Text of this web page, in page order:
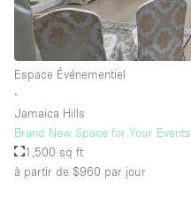
Espace Événementiel
∙
Jamaica Hills
Brand New Space for Your Events
1,500 sq ft
à partir de $960 par jour